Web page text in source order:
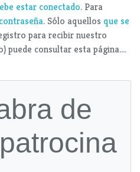
estar conectado. Para
. Sólo aquellos que se
para recibir nuestro
consultar esta página....
de